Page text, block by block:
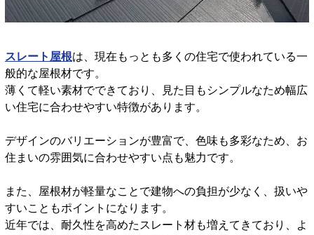
スレート屋根は、現在もっとも多くの住宅で使われている一
般的な屋根材です。
薄くて軽い素材でできており、見た目もシンプルなため幅広
い住宅に合わせやすい特徴があります。
デザインのバリエーションが豊富で、色味も多彩なため、お
住まいの雰囲気に合わせやすい点も魅力です。
また、屋根材が軽量なことで建物への負担が少なく、扱いや
すいこともポイントになります。
近年では、耐久性を高めたスレート材も増えてきており、よ